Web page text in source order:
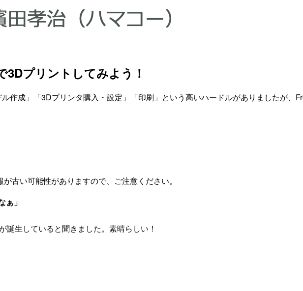
3Dプリントしてみよう！
作成」「3Dプリンタ購入・設定」「印刷」という高いハードルがありましたが、
古い可能性がありますので、ご注意ください。
ぁ」
生していると聞きました。素晴らしい！